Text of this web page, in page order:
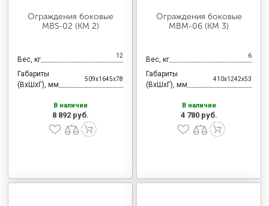
Ограждения боковые
MBS-02 (КМ 2)
Вес, кг 12
Габариты
(ВхШхГ), мм
509x1645x78
В наличии
8 892 руб.
Ограждения боковые
MBМ-06 (КМ 3)
Вес, кг 6
Габариты
(ВхШхГ), мм
410x1242x53
В наличии
4 780 руб.